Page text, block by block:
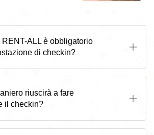
ALL è obbligatorio
di checkin?
riuscirà a fare
il checkin?